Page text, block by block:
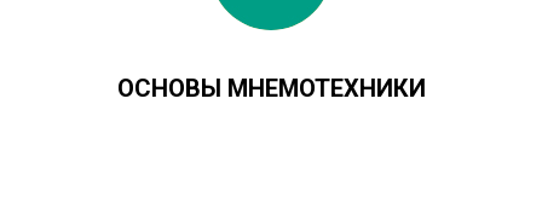
ОСНОВЫ МНЕМОТЕХНИКИ